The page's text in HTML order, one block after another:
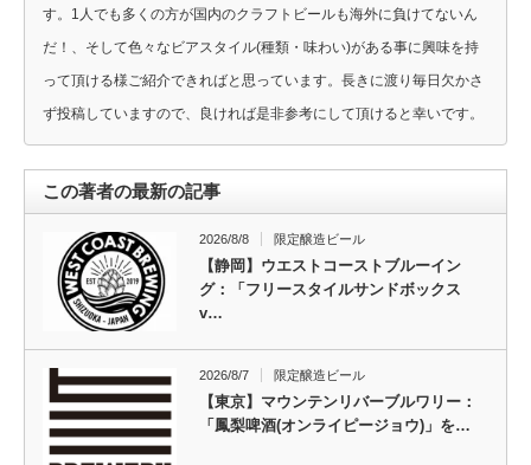
す。1人でも多くの方が国内のクラフトビールも海外に負けてないん
だ！、そして色々なビアスタイル(種類・味わい)がある事に興味を持
って頂ける様ご紹介できればと思っています。長きに渡り毎日欠かさ
ず投稿していますので、良ければ是非参考にして頂けると幸いです。
この著者の最新の記事
2026/8/8 限定醸造ビール
【静岡】ウエストコーストブルーイン
グ：「フリースタイルサンドボックス
v…
2026/8/7 限定醸造ビール
【東京】マウンテンリバーブルワリー：
「鳳梨啤酒(オンライピージョウ)」を…